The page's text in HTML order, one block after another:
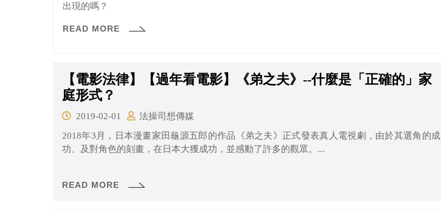
出現的嗎？
READ MORE
【電影法律】【過年看電影】《弟之夫》--什麼是「正確的」家
庭形式？
2019-02-01
法操司想傳媒
2018年3月，日本漫畫家田龜源五郎的作品《弟之夫》正式發表真人電視劇，由於其選角的成
功、及對角色的刻畫，在日本大獲成功，並感動了許多的觀眾。...
READ MORE